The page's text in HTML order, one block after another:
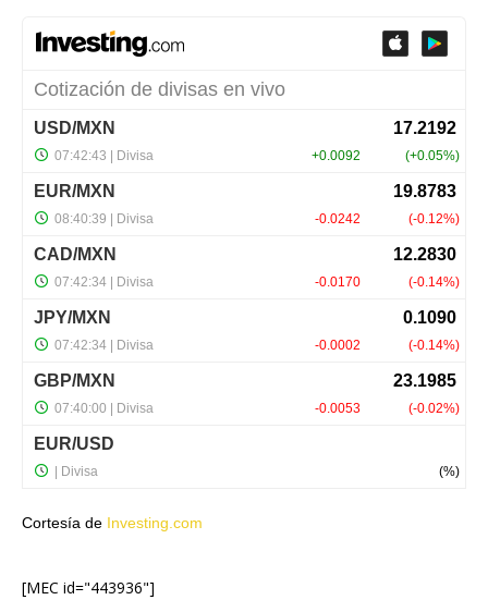
Cortesía de Investing.com
[MEC id="443936"]